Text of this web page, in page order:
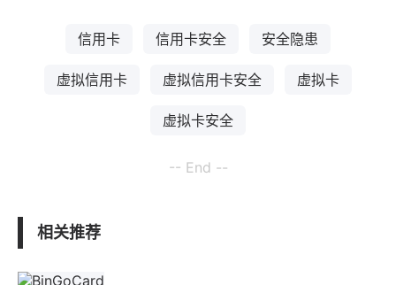
信用卡 信用卡安全 安全隐患
虚拟信用卡 虚拟信用卡安全 虚拟卡
虚拟卡安全
-- End --
相关推荐